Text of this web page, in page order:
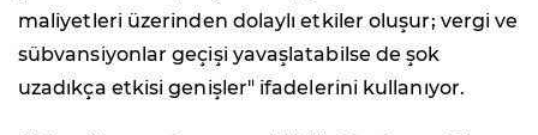
maliyetleri üzerinden dolaylı etkiler oluşur; vergi ve
sübvansiyonlar geçişi yavaşlatabilse de şok
uzadıkça etkisi genişler" ifadelerini kullanıyor.